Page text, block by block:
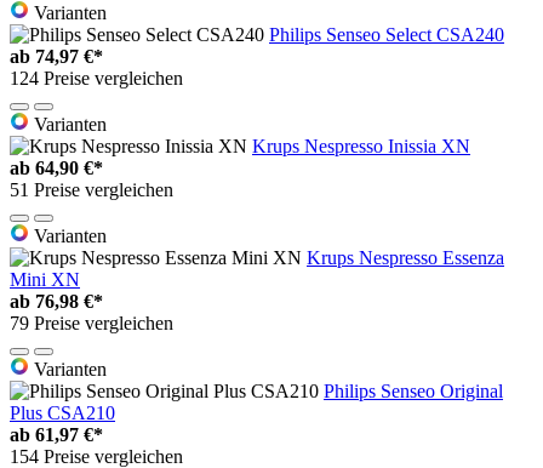
Varianten
Philips Senseo Select CSA240
ab 74,97 €*
124 Preise vergleichen
Varianten
Krups Nespresso Inissia XN
ab 64,90 €*
51 Preise vergleichen
Varianten
Krups Nespresso Essenza
Mini XN
ab 76,98 €*
79 Preise vergleichen
Varianten
Philips Senseo Original
Plus CSA210
ab 61,97 €*
154 Preise vergleichen